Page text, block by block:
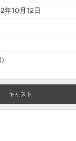
年10月12日
キャスト